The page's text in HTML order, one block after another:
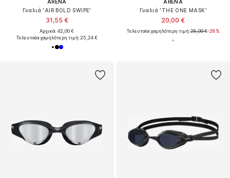
ARENA
Γυαλιά 'AIR BOLD SWIPE'
31,55 €
Αρχικά: 42,00 €
Τελευταία χαμηλότερη τιμή:25,24 €
ARENA
Γυαλιά 'THE ONE MASK'
20,00 €
Τελευταία χαμηλότερη τιμή:28,00 €-28%